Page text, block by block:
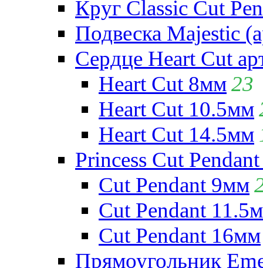
Круг Classic Cut
Подвеска Majestic
Сердце Heart Cut
Heart Cut 8мм23
Heart Cut 10.5мм
Heart Cut 14.5мм
Princess Cut
Cut Pendant 9мм
Cut Pendant
Cut Pendant 16мм
Прямоугольник